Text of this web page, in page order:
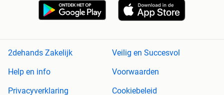
2dehands Zakelijk
Veilig en Succesvol
Help en info
Voorwaarden
Privacyverklaring
Cookiebeleid